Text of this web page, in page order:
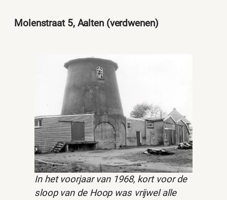
Molenstraat 5, Aalten (verdwenen)
In het voorjaar van 1968, kort voor de
sloop van de Hoop was vrijwel alle